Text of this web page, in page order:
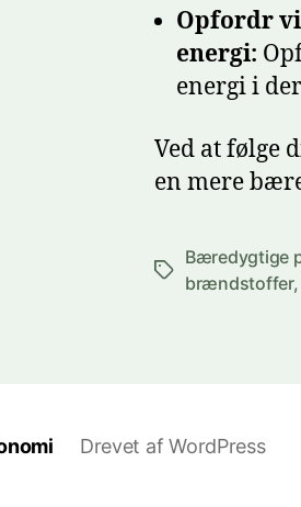
Opfordr
energi:
energi i
Ved at følge
en mere
Tags
Bæredygtige
brændstoffer
Drevet af WordPress